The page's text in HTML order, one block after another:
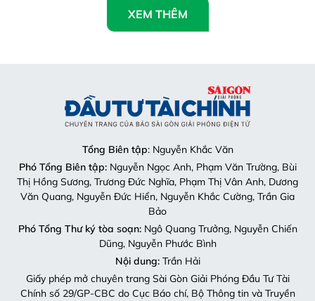
XEM THÊM
Tổng Biên tập: Nguyễn Khắc Văn
Phó Tổng Biên tập:Nguyễn Ngọc Anh, Phạm Văn Trường, Bùi
Thị Hồng Sương, Trương Đức Nghĩa, Phạm Thị Vân Anh, Dương
Văn Quang, Nguyễn Đức Hiển, Nguyễn Khắc Cường, Trần Gia
Bảo
Phó Tổng Thư ký tòa soạn:Ngô Quang Trưởng, Nguyễn Chiến
Dũng, Nguyễn Phước Bình
Nội dung:Trần Hải
Giấy phép mở chuyên trang Sài Gòn Giải Phóng Đầu Tư Tài
Chính số 29/GP-CBC do Cục Báo chí, Bộ Thông tin và Truyền